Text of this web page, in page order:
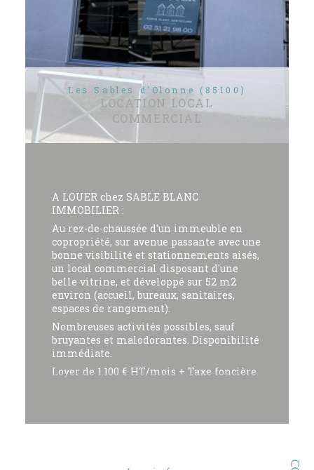
Les Sables d'Olonne (85100)
LOCATION LOCAL
COMMERCIAL
A LOUER chez SABLE BLANC
IMMOBILIER :
Au rez-de-chaussée d'un immeuble en
copropriété, sur avenue passante avec une
bonne visibilité et stationnements aisés,
un local commercial disposant d'une
belle vitrine, et développé sur 52 m2
environ (accueil, bureaux, sanitaires,
espaces de rangement).
Nombreuses activités possibles, sauf
bruyantes et malodorantes. Disponibilité
immédiate.
Loyer de 1.100 € HT/mois + Taxe foncière.
Les informations sur les risques auxquels
Pour toutes informations sur ce bien